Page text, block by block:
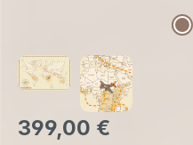
399,00 €